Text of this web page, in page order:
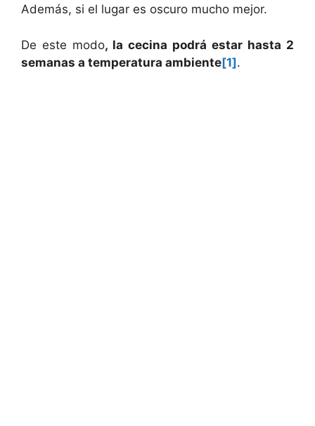
Además, si el lugar es oscuro mucho mejor.
De este modo, la cecina podrá estar hasta 2
semanas a temperatura ambiente[1].